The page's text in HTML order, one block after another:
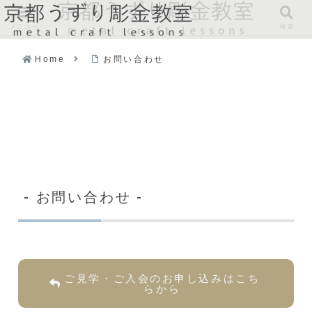
Home お問い合わせ
- お問い合わせ -
ご見学・ご入会のお申し込みはこち
らから
メニュー 検索